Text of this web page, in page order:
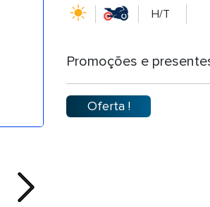
Next
H/T
Promoções e
Oferta !